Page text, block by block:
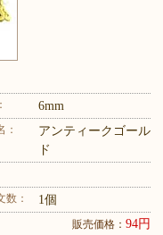
6mm
：
アンティークゴール
ド
数： 1個
販売価格： 94円